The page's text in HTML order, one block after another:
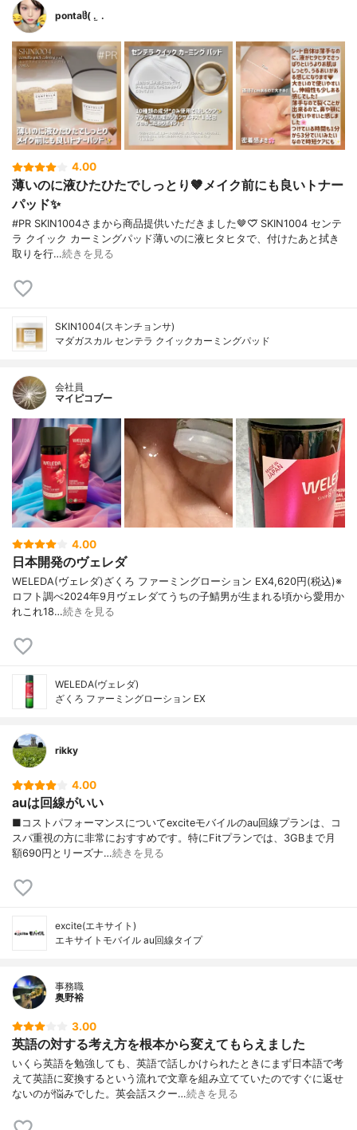
pontaჱ̒( . ̫ .
4.00
薄いのに液ひたひたでしっとり🤎メイク前にも良いトナー
パッド✨️
#PR SKIN1004さまから商品提供いただきました🤎♡⃛ SKIN1004 センテ
ラ クイック カーミングパッド薄いのに液ヒタヒタで、付けたあと拭き
取りを行…続きを見る
SKIN1004(スキンチョンサ)
マダガスカル センテラ クイックカーミングパッド
会社員
マイピコブー
4.00
日本開発のヴェレダ
WELEDA(ヴェレダ)ざくろ ファーミングローション EX4,620円(税込)※
ロフト調べ2024年9月ヴェレダてうちの子鯖男が生まれる頃から愛用か
れこれ18…続きを見る
WELEDA(ヴェレダ)
ざくろ ファーミングローション EX
rikky
4.00
auは回線がいい
■コストパフォーマンスについてexciteモバイルのau回線プランは、コ
スパ重視の方に非常におすすめです。特にFitプランでは、3GBまで月
額690円とリーズナ…続きを見る
excite(エキサイト)
エキサイトモバイル au回線タイプ
事務職
奥野裕
3.00
英語の対する考え方を根本から変えてもらえました
いくら英語を勉強しても、英語で話しかけられたときにまず日本語で考
えて英語に変換するという流れで文章を組み立てていたのですぐに返せ
ないのが悩みでした。英会話スクー…続きを見る